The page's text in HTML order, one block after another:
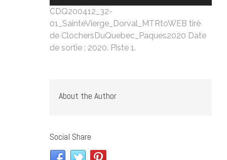
CDQ200412_32-
01_SainteVierge_Dorval_MTRtoWEB tiré
de ClochersDuQuebec_Paques2020 Date
de sortie : 2020. Piste 1.
About the Author
Social Share